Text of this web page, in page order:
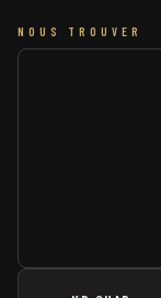
NOUS TROUVER